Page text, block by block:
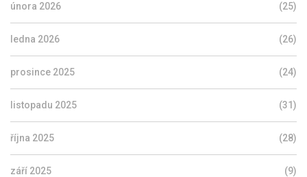
února 2026 (25)
ledna 2026 (26)
prosince 2025 (24)
listopadu 2025 (31)
října 2025 (28)
září 2025 (9)